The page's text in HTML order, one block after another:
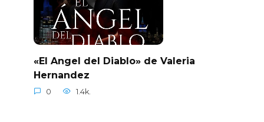
«El Angel del Diablo» de Valeria
Hernandez
0 1.4k.